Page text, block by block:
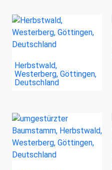
Herbstwald,
Westerberg, Göttingen,
Deutschland